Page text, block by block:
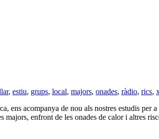
, estiu, grups, local, majors, onades, ràdio, rics,
ens acompanya de nou als nostres estudis
enfront de les onades de calor i altres